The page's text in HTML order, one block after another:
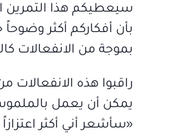
سيعطيكم هذا
بأن أفكاركم أكثر وضوحاً
بموجة من الانفعالات
راقبوا هذه الانفعالات
يمكن أن يعمل
«سأشعر أني أكثر